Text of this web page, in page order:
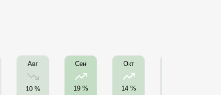
Авг
10 %
Сен
19 %
Окт
14 %